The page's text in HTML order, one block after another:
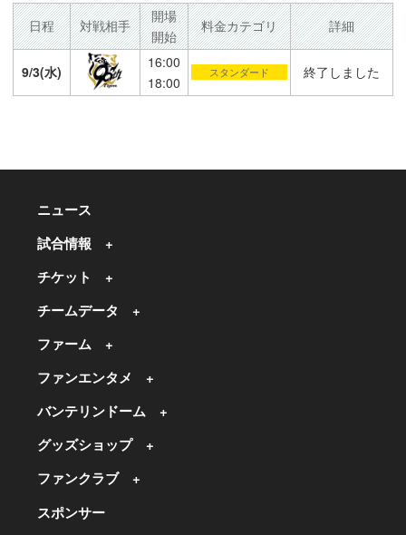
日程 対戦相手
開場
開始
料金カテゴリ 詳細
9/3(水)
16:00
18:00
スタンダード 終了しました
ニュース
試合情報
チケット
チームデータ
ファーム
ファンエンタメ
バンテリンドーム
グッズショップ
ファンクラブ
スポンサー